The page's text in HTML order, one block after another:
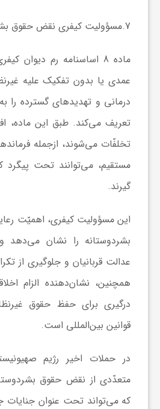
7. مسؤولیت کیفری نقض حقوق
ماده 8 اساسنامه رم دیوان
عمدی یا بدون تفکیک علیه
درمانی و تهدیدهای گسترده را
تعریف می‌کند. طبق این ماده،
تخلفّات می‌شوند، ازجمله
مستقیم، می‌توانند تحت پیگرد
گیرند.
این مسؤولیت کیفری، اهمیّت
بشردوستانه را نشان می‌دهد
عدالت قربانیان و جلوگیری از
همچنین، نشان‌دهنده الزام
درگیری برای حفظ حقوق
قوانین بین‌المللی است.
در حملات اخیر رژیم
متعدّدی از نقض حقوق
که می‌تواند تحت عنوان جنایات